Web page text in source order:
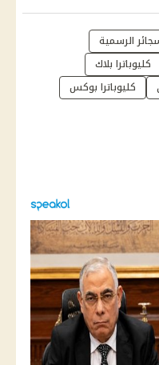
الرسمية
كليوباترا بلاك
كليوباترا بوكس